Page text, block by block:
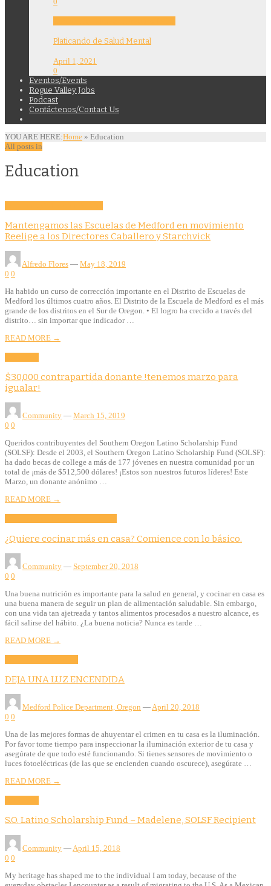
Platicando de Salud Mental
April 1, 2021
0
Eventos/Events
Rogue Valley Jobs
Podcast
Contáctenos/Contact Us
YOU ARE HERE:Home » Education
All posts in
Education
Mantengamos las Escuelas de Medford en movimiento
Reelige a los Directores Caballero y Starchvick
Alfredo Flores — May 18, 2019
0 0
Ha habido un curso de corrección importante en el Distrito de Escuelas de
Medford los últimos cuatro años. El Distrito de la Escuela de Medford es el más
grande de los distritos en el Sur de Oregon. • El logro ha crecido a través del
distrito… sin importar que indicador …
READ MORE →
$30,000 contrapartida donante !tenemos marzo para
igualar!
Community — March 15, 2019
0 0
Queridos contribuyentes del Southern Oregon Latino Scholarship Fund
(SOLSF): Desde el 2003, el Southern Oregon Latino Scholarship Fund (SOLSF):
ha dado becas de college a más de 177 jóvenes en nuestra comunidad por un
total de ¡más de $512,500 dólares! ¡Estos son nuestros futuros líderes! Este
Marzo, un donante anónimo …
READ MORE →
¿Quiere cocinar más en casa? Comience con lo básico.
Community — September 20, 2018
0 0
Una buena nutrición es importante para la salud en general, y cocinar en casa es
una buena manera de seguir un plan de alimentación saludable. Sin embargo,
con una vida tan ajetreada y tantos alimentos procesados a nuestro alcance, es
fácil salirse del hábito. ¿La buena noticia? Nunca es tarde …
READ MORE →
DEJA UNA LUZ ENCENDIDA
Medford Police Department, Oregon —April 20, 2018
0 0
Una de las mejores formas de ahuyentar el crimen en tu casa es la iluminación.
Por favor tome tiempo para inspeccionar la iluminación exterior de tu casa y
asegúrate de que todo esté funcionando. Si tienes sensores de movimiento o
luces fotoeléctricas (de las que se encienden cuando oscurece), asegúrate …
READ MORE →
S.O. Latino Scholarship Fund – Madelene, SOLSF Recipient
Community — April 15, 2018
0 0
My heritage has shaped me to the individual I am today, because of the